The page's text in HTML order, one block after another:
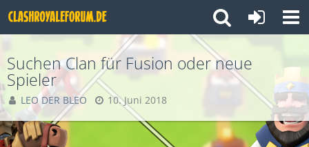
Suchen Clan für Fusion oder neue
Spieler
LEO DER BLEO 10. Juni 2018